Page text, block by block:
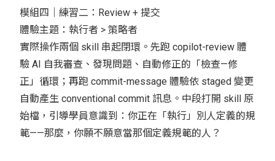
模組四｜練習二：Review + 提交
體驗主題：執行者 > 策略者
實際操作兩個 skill 串起閉環。先跑 copilot-review 體
驗 AI 自我審查、發現問題、自動修正的「檢查—修
正」循環；再跑 commit-message 體驗依 staged 變更
自動產生 conventional commit 訊息。中段打開 skill 原
始檔，引導學員意識到：你正在「執行」別人定義的規
範——那麼，你願不願意當那個定義規範的人？